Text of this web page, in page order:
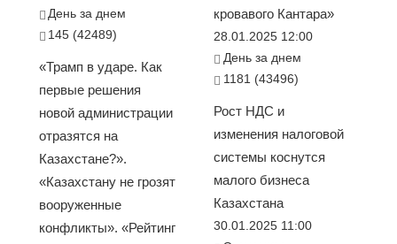
День за днем
145 (42489)
«Трамп в ударе. Как
первые решения
новой администрации
отразятся на
Казахстане?».
«Казахстану не грозят
вооруженные
конфликты». «Рейтинг
кровавого Кантара»
28.01.2025 12:00
День за днем
1181 (43496)
Рост НДС и
изменения налоговой
системы коснутся
малого бизнеса
Казахстана
30.01.2025 11:00